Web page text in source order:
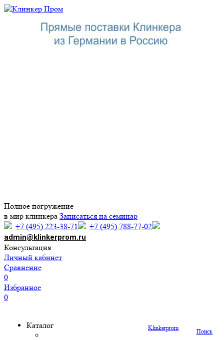
Полное погружение
в мир клинкера Записаться на семинар
+7 (495) 223-38-71
+7 (495) 788-77-02
admin@klinkerprom.ru
Консультация
Личный кабинет
Сравнение
0
Избранное
0
Поиск
Klinkerprom
Каталог